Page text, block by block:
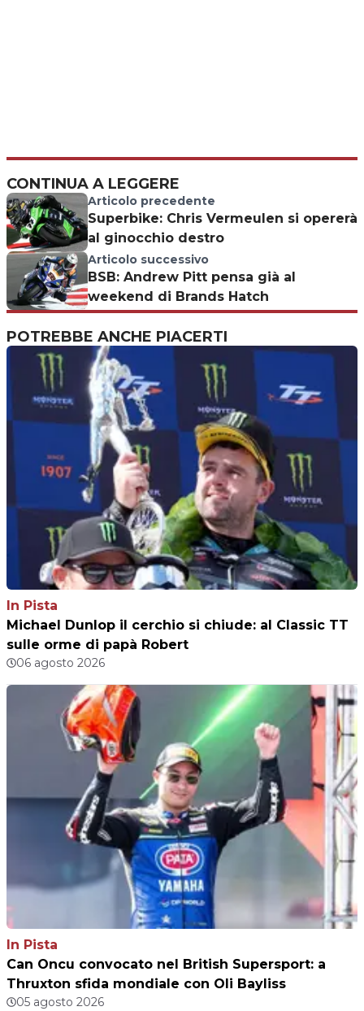
CONTINUA A LEGGERE
Articolo precedente
Superbike: Chris Vermeulen si opererà
al ginocchio destro
Articolo successivo
BSB: Andrew Pitt pensa già al
weekend di Brands Hatch
POTREBBE ANCHE PIACERTI
In Pista
Michael Dunlop il cerchio si chiude: al Classic TT
sulle orme di papà Robert
06 agosto 2026
In Pista
Can Oncu convocato nel British Supersport: a
Thruxton sfida mondiale con Oli Bayliss
05 agosto 2026